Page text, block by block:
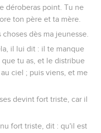
déroberas point. Tu ne
ton père et ta mère.
dès ma jeunesse.
il lui dit : il te manque
tu as, et le distribue
ciel ; puis viens, et me
devint fort triste, car il
fort triste, dit : qu'il est